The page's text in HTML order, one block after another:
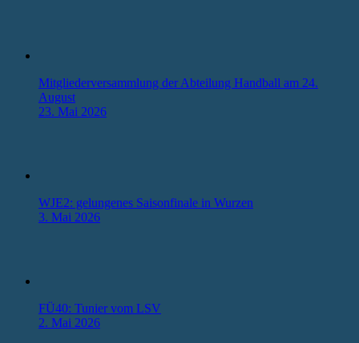
Mitgliederversammlung der Abteilung Handball am 24.
August
23. Mai 2026
WJE2: gelungenes Saisonfinale in Wurzen
3. Mai 2026
FÜ40: Tunier vom LSV
2. Mai 2026